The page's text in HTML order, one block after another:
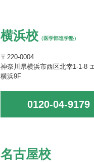
横浜校 （医学部進学塾）
〒220-0004
神奈川県横浜市西区北幸1-1-8
横浜9F
0120-04-9179
名古屋校